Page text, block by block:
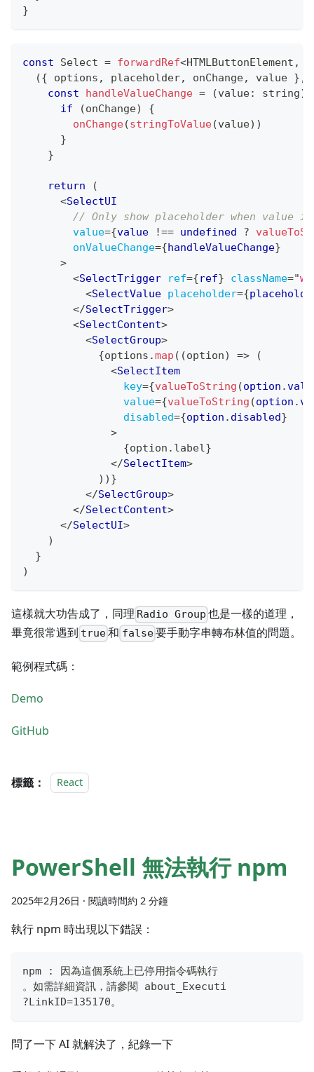
}
const Select = forwardRef<HTMLButtonElement ,
({ options , placeholder, onChange, value } ,
const
handleValueChange = (value: string)
if
(onChange)
{
onChange(stringToValue(value) )
}
}
return
(
<SelectUI
// Only show placeholder when
value={value !== undefined ?
onValueChange={handleValueChange}
>
<SelectTrigger ref={ref} className="
<SelectValue placeholder={
</SelectTrigger>
<SelectContent>
<SelectGroup>
{options .map ( (option) =>
(
<SelectItem
key={valueToString (option .
value={valueToString (option .
disabled={option . disabled}
>
{option . label}
</SelectItem>
) ) }
</SelectGroup>
</SelectContent>
</SelectUI>
)
}
)
這樣就大功告成了，同理 Radio Group 也是一樣的道理，
畢竟很常遇到 true和 false要手動字串轉布林值的問題。
範例程式碼：
Demo
GitHub
標籤： React
PowerShell 無法執行 npm
2025年2月26日 · 閱讀時間約 2 分鐘
執行 npm 時出現以下錯誤：
npm : 因為這個系統上已停用指令碼執行
。如需詳細資訊，請參閱 about_Executi
?LinkID=135170。
問了一下 AI 就解決了，紀錄一下